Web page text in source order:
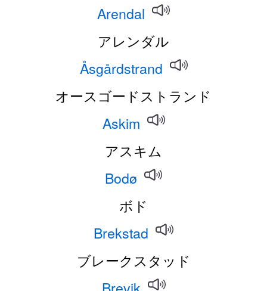
Arendal
アレンダル
Åsgårdstrand
オースゴードストランド
Askim
アスキム
Bodø
ボド
Brekstad
ブレークスタッド